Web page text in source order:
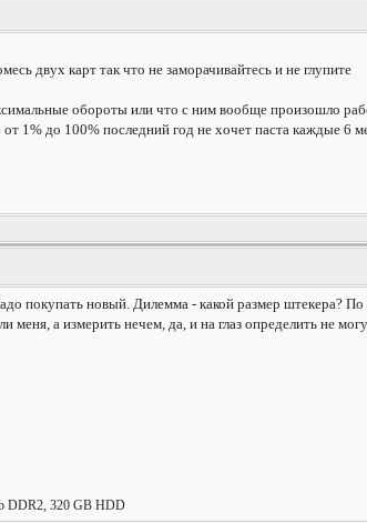
двух карт так что не заморачивайтесь и не глупите
обороты или что с ним вообще произошло
1% до 100% последний год не хочет паста каждые 6
покупать новый. Дилемма - какой размер штекера?
а измерить нечем, да, и на глаз определить не
DDR2, 320 GB HDD